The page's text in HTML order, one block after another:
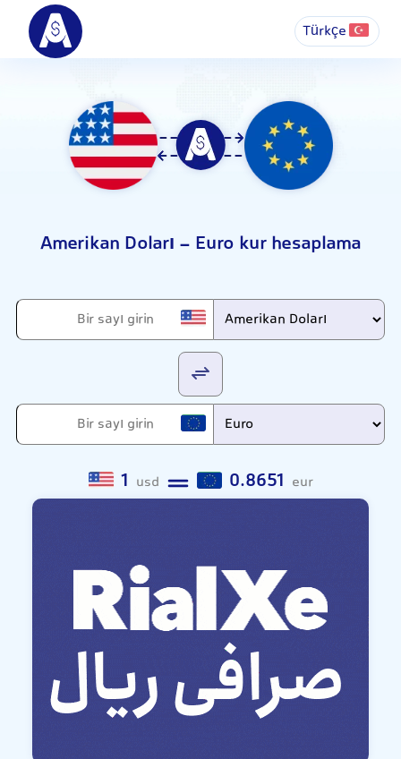
Türkçe
Amerikan Doları - Euro kur hesaplama
1 usd 0.8651 eur